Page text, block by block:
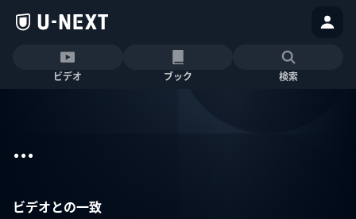
ビデオ ブック 検索
...
ビデオとの一致